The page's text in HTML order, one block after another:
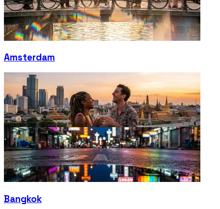
Amsterdam
Bangkok